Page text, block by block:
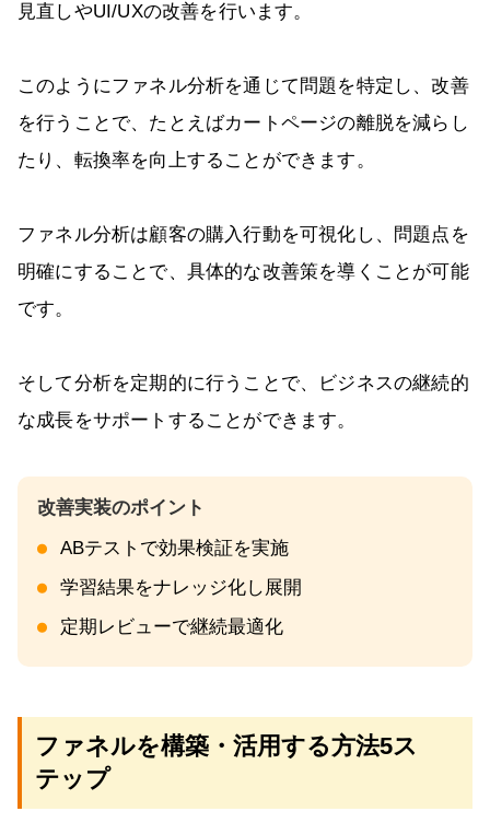
見直しやUI/UXの改善を行います。
このようにファネル分析を通じて問題を特定し、改善
を行うことで、たとえばカートページの離脱を減らし
たり、転換率を向上することができます。
ファネル分析は顧客の購入行動を可視化し、問題点を
明確にすることで、具体的な改善策を導くことが可能
です。
そして分析を定期的に行うことで、ビジネスの継続的
な成長をサポートすることができます。
ABテストで効果検証を実施
学習結果をナレッジ化し展開
定期レビューで継続最適化
ファネルを構築・活用する方法5ス
テップ